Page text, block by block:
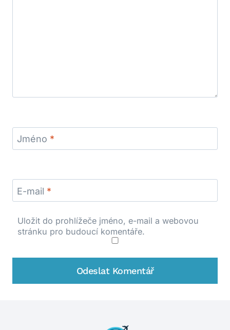
Jméno *
E-mail *
Uložit do prohlížeče jméno, e-mail a webovou
stránku pro budoucí komentáře.